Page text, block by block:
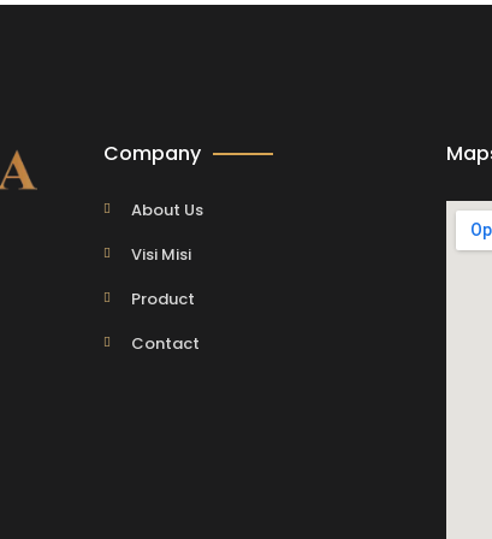
Company
About Us
Visi Misi
Product
Contact